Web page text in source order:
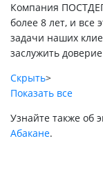
Компания
более 8 лет, и все
задачи наших
заслужить
Скрыть>
Показать все
Узнайте также об
Абакане.